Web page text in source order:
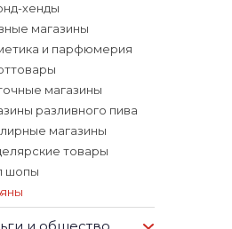
хенды
магазины
и парфюмерия
магазины
разливного пива
магазины
товары
шопы